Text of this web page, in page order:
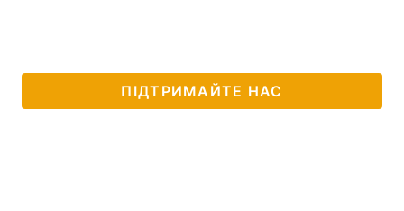
ПІДТРИМАЙТЕ НАС